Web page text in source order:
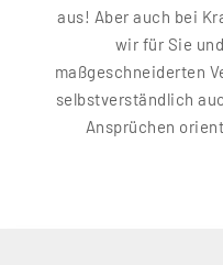
aus! Aber auch bei
wir für Sie
maßgeschneiderten
selbstverständlich
Ansprüchen